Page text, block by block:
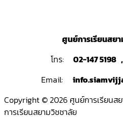
ศูนย์การเรียนสย
โทร:
02-147 5198
Email:
Copyright © 2026 ศูนย์การเรียนส
การเรียนสยามวิชชาลัย